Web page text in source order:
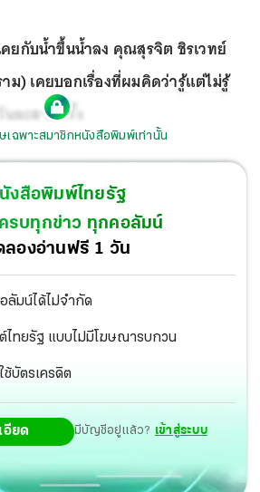
ยกับน้ำขึ้นน้ำลง คุณสุรจิต ชิรเวทย์
ม) เคยบอกเรื่องที่ผมคิดว่ารู้แต่ไม่รู้
ละสามครั้ง
เฉพาะสมาชิกหนังสือพิมพ์เท่านั้น
งสือพิมพ์ไทยรัฐ
รบทุกข่าว ทุกคอลัมน์
ลองอ่านฟรี 1 วัน
ลัมน์ได้ไม่จำกัด
ไทยรัฐ แบบไม่มีโฆษณารบกวน
ช้บัตรเครดิต
อียด มีบัญชีอยู่แล้ว? เข้าสู่ระบบ